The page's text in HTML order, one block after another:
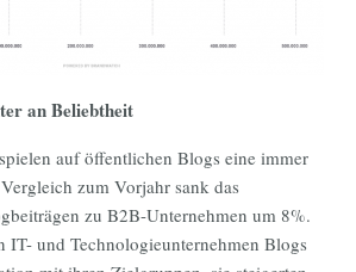
an Beliebtheit
auf öffentlichen Blogs eine immer
zum Vorjahr sank das
zu B2B-Unternehmen um 8%.
IT- und Technologieunternehmen Blogs